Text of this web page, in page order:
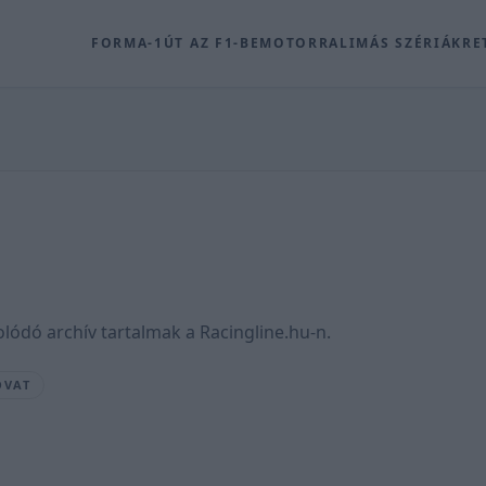
FORMA-1 ÚT AZ F1-BEMOTORRALIMÁS SZÉRIÁK
archív tartalmak a Racingline.hu-n.